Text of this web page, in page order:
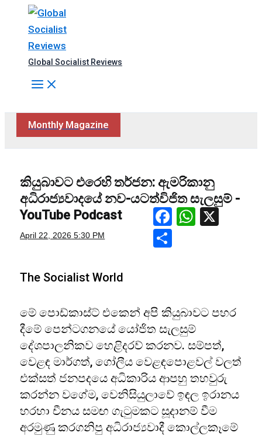
content
Global Socialist Reviews
Monthly Magazine
කියුබාවට එරෙහි තර්ජන: ඇමරිකානු
අධිරාජ්‍යවාදයේ නව-යටත්විජිත සැලසුම් -
YouTube Podcast
April 22, 2026 5:30 PM
Facebook
The Socialist World
මේ පොඩ්කාස්ට් එකෙන් අපි කියුබාවට පහර
දීමේ පෙන්ටගනයේ යෝජිත සැලසුම්
දේශපාලනිකව හෙළිදරව් කරනව. සම්පත්,
වෙළඳ මාර්ගත්, ගෝලීය වෙළඳපොළවල් වලත්
එක්සත් ජනපදයෙ අධිකාරිය ආපහු තහවුරු
කරන්න වගේම, වෙනිසියුලාවේ ඉඳල ඉරානය
හරහා චීනය සමඟ ගැටුමකට සූදානම් වීම
අරමුණු කරගනිපු අධිරාජ්‍යවාදී කොල්ලකෑමේ